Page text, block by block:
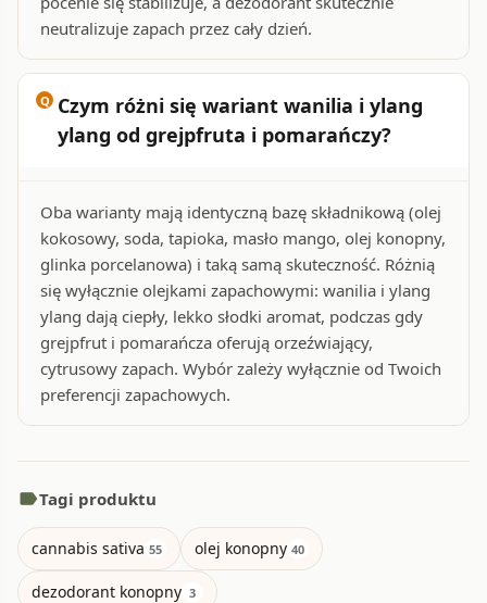
neutralizuje zapach przez cały dzień.
Czym różni się wariant wanilia i ylang
ylang od grejpfruta i pomarańczy?
Oba warianty mają identyczną bazę składnikową (olej
kokosowy, soda, tapioka, masło mango, olej konopny,
glinka porcelanowa) i taką samą skuteczność. Różnią
się wyłącznie olejkami zapachowymi: wanilia i ylang
ylang dają ciepły, lekko słodki aromat, podczas gdy
grejpfrut i pomarańcza oferują orzeźwiający,
cytrusowy zapach. Wybór zależy wyłącznie od Twoich
preferencji zapachowych.
labelTagi produktu
cannabis sativa 55 olej konopny 40
dezodorant konopny 3